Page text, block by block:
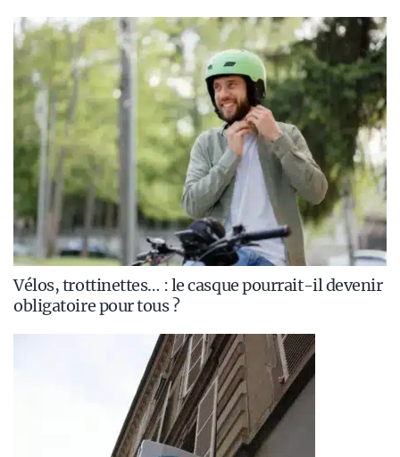
Vélos, trottinettes… : le casque pourrait-il devenir
obligatoire pour tous ?